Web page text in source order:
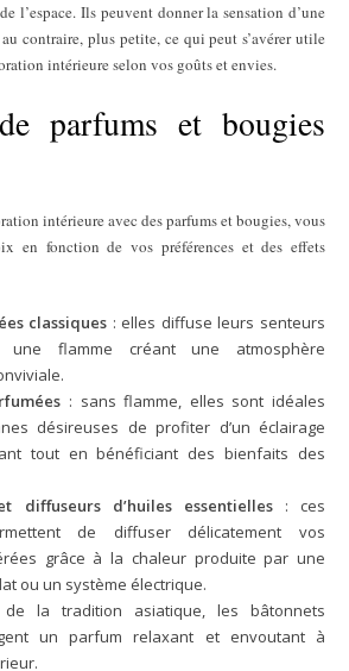
l’espace. Ils peuvent donner la sensation d’une
contraire, plus petite, ce qui peut s’avérer utile
intérieure selon vos goûts et envies.
parfums et bougies
intérieure avec des parfums et bougies, vous
en fonction de vos préférences et des effets
classiques : elles diffuse leurs senteurs
flamme créant une atmosphère
: sans flamme, elles sont idéales
désireuses de profiter d’un éclairage
tout en bénéficiant des bienfaits des
diffuseurs d’huiles essentielles: ces
de diffuser délicatement vos
grâce à la chaleur produite par une
ou un système électrique.
la tradition asiatique, les bâtonnets
un parfum relaxant et envoutant à